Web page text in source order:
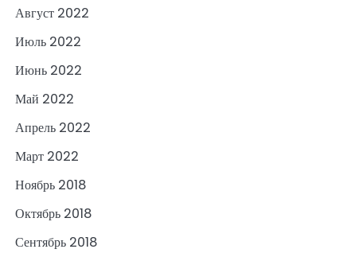
Август 2022
Июль 2022
Июнь 2022
Май 2022
Апрель 2022
Март 2022
Ноябрь 2018
Октябрь 2018
Сентябрь 2018